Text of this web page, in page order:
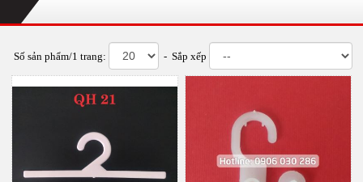
Số sản phẩm/1 trang: - Sắp xếp